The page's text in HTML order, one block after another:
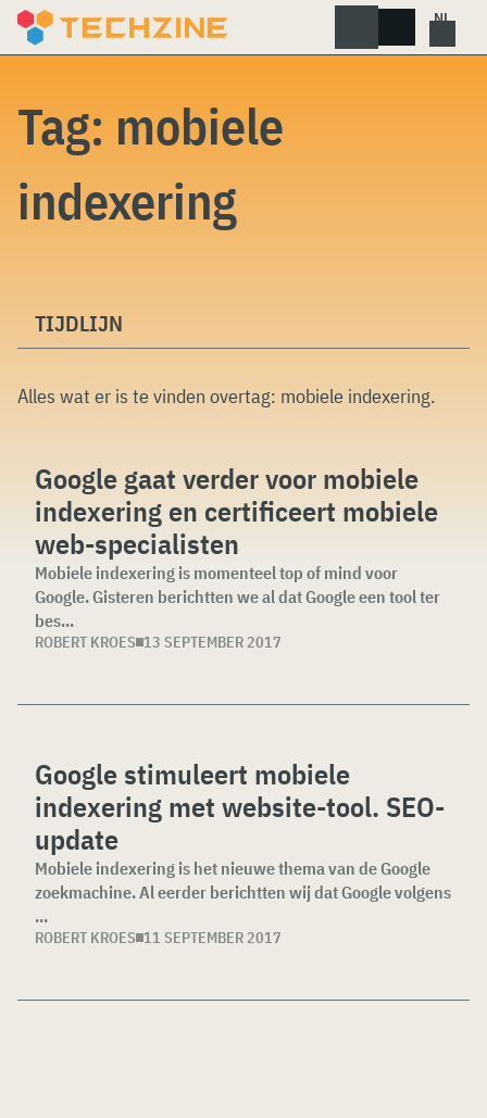
Skip
Tag: mobiele
indexering
TIJDLIJN
Alles wat er is te vinden overtag: mobiele indexering.
Google gaat verder voor mobiele
indexering en certificeert mobiele
web-specialisten
Mobiele indexering is momenteel top of mind voor
Google. Gisteren berichtten we al dat Google een tool ter
bes...
ROBERT KROES 13 SEPTEMBER 2017
Google stimuleert mobiele
indexering met website-tool. SEO-
update
Mobiele indexering is het nieuwe thema van de Google
zoekmachine. Al eerder berichtten wij dat Google volgens
...
ROBERT KROES 11 SEPTEMBER 2017